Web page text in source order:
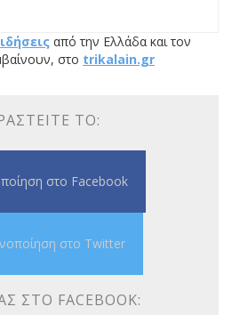
από την Ελλάδα και τον
στο trikalain.gr
ΤΟ:
στο Facebook
στο Twitter
ΣΤΟ FACEBOOK: